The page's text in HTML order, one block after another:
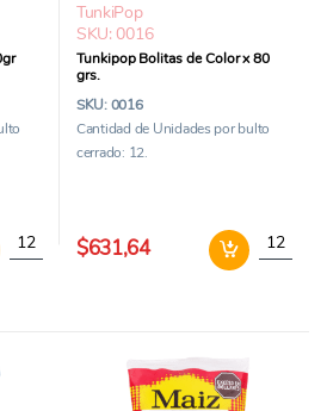
Tunkipop Arroz Inflado x 80gr cantidad
TunkiPop
SKU: 0016
Tunkipop Bolitas de Color x 80
grs.
SKU: 0016
Cantidad de Unidades por bulto
cerrado: 12.
$631,64